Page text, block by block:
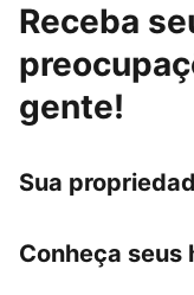
Receba
gente!
Sua
Conheça seus